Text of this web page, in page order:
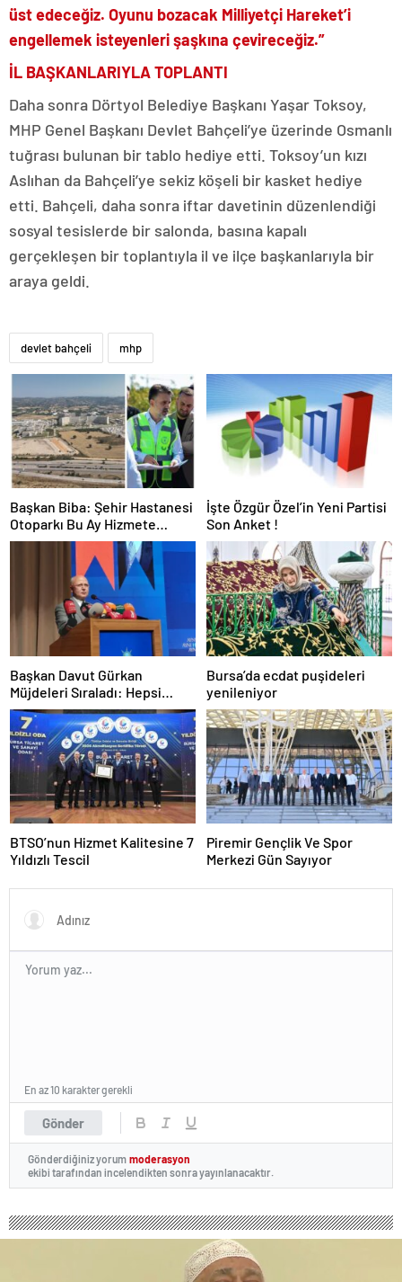
üst edeceğiz. Oyunu bozacak Milliyetçi Hareket’i
engellemek isteyenleri şaşkına çevireceğiz.”
İL BAŞKANLARIYLA TOPLANTI
Daha sonra Dörtyol Belediye Başkanı Yaşar Toksoy,
MHP Genel Başkanı Devlet Bahçeli’ye üzerinde Osmanlı
tuğrası bulunan bir tablo hediye etti. Toksoy’un kızı
Aslıhan da Bahçeli’ye sekiz köşeli bir kasket hediye
etti. Bahçeli, daha sonra iftar davetinin düzenlendiği
sosyal tesislerde bir salonda, basına kapalı
gerçekleşen bir toplantıyla il ve ilçe başkanlarıyla bir
araya geldi.
devlet bahçeli mhp
Başkan Biba: Şehir Hastanesi
Otoparkı Bu Ay Hizmete
Açılacak
İşte Özgür Özel’in Yeni Partisi
Son Anket !
Başkan Davut Gürkan
Müjdeleri Sıraladı: Hepsi
Yakında Hizmete Giriyor !
Bursa’da ecdat puşideleri
yenileniyor
BTSO’nun Hizmet Kalitesine 7
Yıldızlı Tescil
Piremir Gençlik Ve Spor
Merkezi Gün Sayıyor
Gönder
En az 10 karakter gerekli
Gönderdiğiniz yorum moderasyon
ekibi tarafından incelendikten sonra yayınlanacaktır.